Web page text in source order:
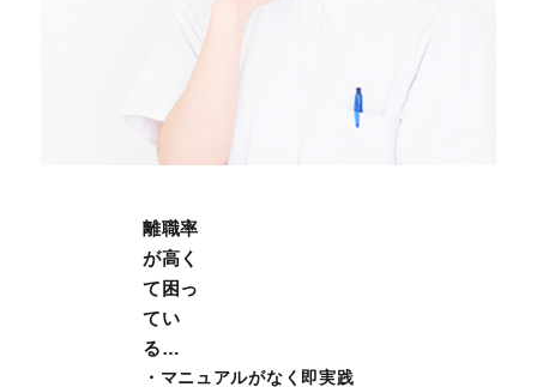
離職率
が高く
て困っ
てい
る…
・マニュアルがなく即実践